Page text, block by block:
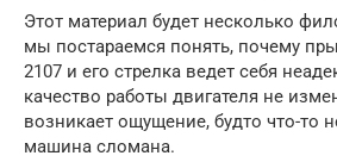
Этот материал будет несколько
мы постараемся понять, почему
2107 и его стрелка ведет себя
качество работы двигателя не
возникает ощущение, будто что-то
машина сломана.